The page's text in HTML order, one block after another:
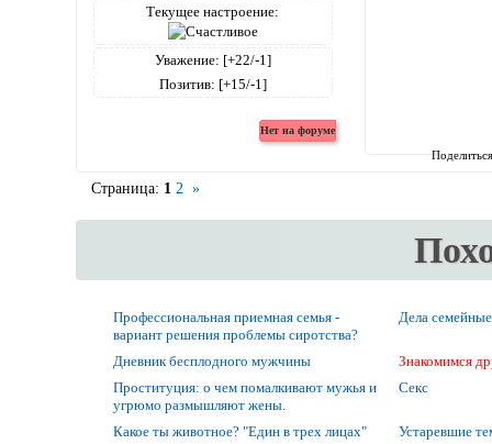
Текущее настроение:
Уважение: [+22/-1]
Позитив: [+15/-1]
Страница: 1 2 »
Профессиональная приемная семья -
вариант решения проблемы сиротства?
Дела
Дневник бесплодного мужчины
Знакомимся
Проституция: о чем помалкивают мужья и
угрюмо размышляют жены.
Секс
Какое ты животное? "Един в трех лицах"
Устаревшие